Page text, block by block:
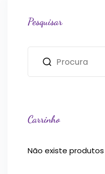
Pesquisar
Carrinho
Não existe produtos